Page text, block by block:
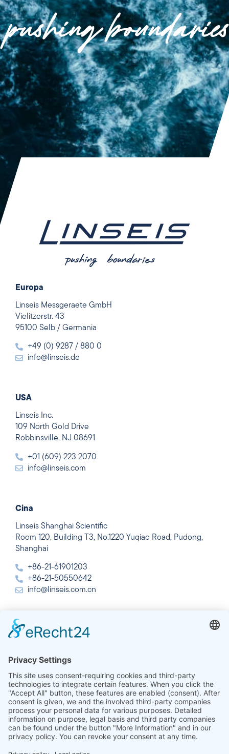
Europa
Linseis Messgeraete GmbH
Vielitzerstr. 43
95100 Selb / Germania
+49 (0) 9287 / 880 0
info@linseis.de
USA
Linseis Inc.
109 North Gold Drive
Robbinsville, NJ 08691
+01 (609) 223 2070
info@linseis.com
Cina
Linseis Shanghai Scientific
Room 120, Building T3, No.1220 Yuqiao Road, Pudong,
Shanghai
+86-21-61901203
+86-21-50550642
info@linseis.com.cn
India
Plot 65, 2nd Floor, Sai Enclave,
+91-11-42883851
sales@linseis.in